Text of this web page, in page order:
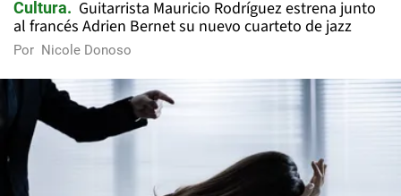
Cultura
Guitarrista Mauricio Rodríguez estrena junto
al francés Adrien Bernet su nuevo cuarteto de jazz
Por Nicole Donoso